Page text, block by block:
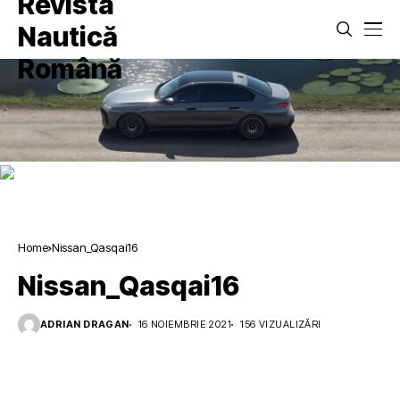
Home Nissan_Qasqai16
Nissan_Qasqai16
ADRIAN DRAGAN 16 NOIEMBRIE 2021 156 VIZUALIZĂRI